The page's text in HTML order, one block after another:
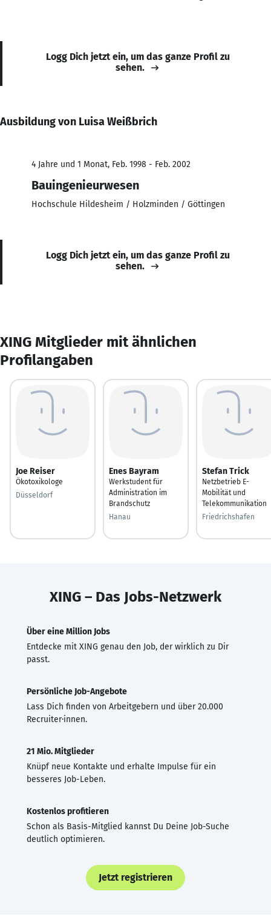
Logg Dich jetzt ein, um das ganze Profil zu
sehen.
Ausbildung von Luisa Weißbrich
4 Jahre und 1 Monat, Feb. 1998 - Feb. 2002
Bauingenieurwesen
Hochschule Hildesheim / Holzminden / Göttingen
Logg Dich jetzt ein, um das ganze Profil zu
sehen.
XING Mitglieder mit ähnlichen
Profilangaben
Joe Reiser
Ökotoxikologe
Düsseldorf
Enes Bayram
Werkstudent für
Administration im
Brandschutz
Hanau
Stefan Trick
Netzbetrieb E-
Mobilität und
Telekommunikation
Friedrichshafen
XING – Das Jobs-Netzwerk
Über eine Million Jobs
Entdecke mit XING genau den Job, der wirklich zu Dir
passt.
Persönliche Job-Angebote
Lass Dich finden von Arbeitgebern und über 20.000
Recruiter·innen.
21 Mio. Mitglieder
Knüpf neue Kontakte und erhalte Impulse für ein
besseres Job-Leben.
Kostenlos profitieren
Schon als Basis-Mitglied kannst Du Deine Job-Suche
deutlich optimieren.
Jetzt registrieren